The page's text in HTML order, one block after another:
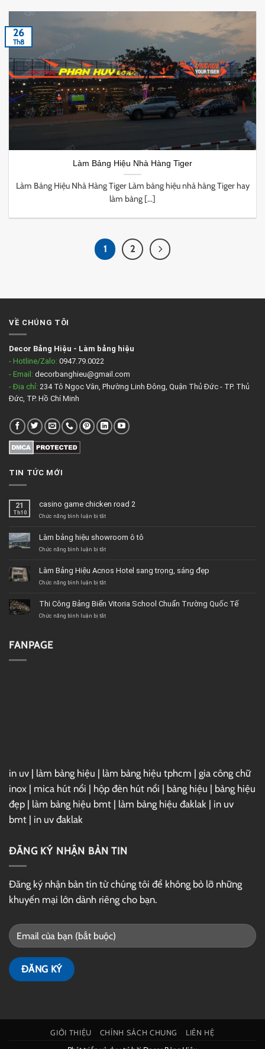
Làm Bảng Hiệu Nhà Hàng Tiger
Làm Bảng Hiệu Nhà Hàng Tiger Làm bảng hiệu nhà hàng Tiger hay
làm bảng [...]
26
Th8
1 2
VỀ CHÚNG TÔI
Decor Bảng Hiệu - Làm bảng hiệu
- Hotline/Zalo: 0947.79.0022
- Email: decorbanghieu@gmail.com
- Địa chỉ: 234 Tô Ngọc Vân, Phường Linh Đông, Quận Thủ Đức - TP. Thủ
Đức, TP. Hồ Chí Minh
TIN TỨC MỚI
21
Th10
casino game chicken road 2
Chức năng bình luận bị tắtở
chicken
road
Làm bảng hiệu showroom ô tô
Chức năng bình luận bị tắtở
hiệu
showroom
Làm Bảng Hiệu Acnos Hotel sang trọng, sáng đẹp
Chức năng bình luận bị tắtở
Hiệu
Acnos
Thi Công Bảng Biển Vitoria School Chuẩn Trường Quốc Tế
Chức năng bình luận bị tắtở
FANPAGE
in uv | làm bảng hiệu | làm bảng hiệu tphcm | gia công chữ
inox | mica hút nổi | hộp đèn hút nổi | bảng hiệu | bảng hiệu
đẹp | làm bảng hiệu bmt | làm bảng hiệu đaklak | in uv
bmt | in uv đaklak
ĐĂNG KÝ NHẬN BẢN TIN
Đăng ký nhận bản tin từ chúng tôi để không bỏ lỡ những
khuyến mại lớn dành riêng cho bạn.
GIỚI THIỆU CHÍNH SÁCH CHUNG LIÊN HỆ